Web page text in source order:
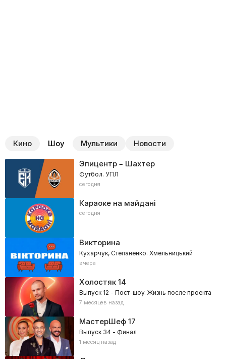
Кино Шоу Мультики Новости
Эпицентр – Шахтер
Футбол. УПЛ
сегодня
Караоке на майдані
сегодня
Викторина
Кухарчук, Степаненко. Хмельницький
вчера
Холостяк14
Выпуск 12 - Пост-шоу. Жизнь после проекта
7 месяцев назад
МастерШеф17
Выпуск 34 - Финал
1 месяц назад